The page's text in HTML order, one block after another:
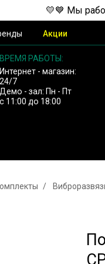
💛💙 Мы
Акции
ВРЕМЯ РАБОТЫ:
Интернет - магазин:
24/7
Демо - зал: Пн - Пт
с 11:00 до 18:00